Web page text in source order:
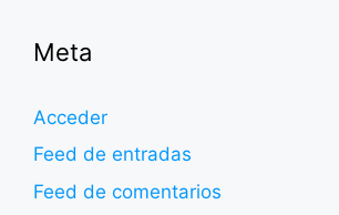
Meta
Acceder
Feed de entradas
Feed de comentarios